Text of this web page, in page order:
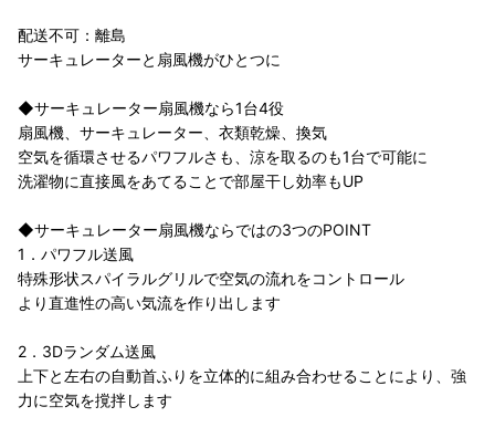
配送不可：離島
サーキュレーターと扇風機がひとつに
◆サーキュレーター扇風機なら1台4役
扇風機、サーキュレーター、衣類乾燥、換気
空気を循環させるパワフルさも、涼を取るのも1台で可能に
洗濯物に直接風をあてることで部屋干し効率もUP
◆サーキュレーター扇風機ならではの3つのPOINT
1．パワフル送風
特殊形状スパイラルグリルで空気の流れをコントロール
より直進性の高い気流を作り出します
2．3Dランダム送風
上下と左右の自動首ふりを立体的に組み合わせることにより、強
力に空気を撹拌します